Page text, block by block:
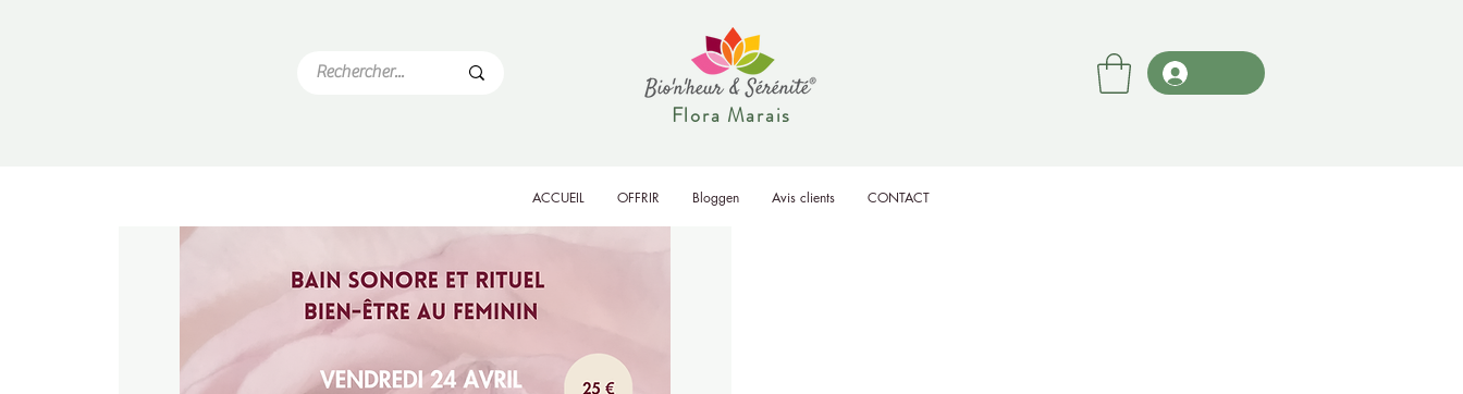
Flora Marais
ACCUEIL OFFRIR Bloggen Avis clients CONTACT